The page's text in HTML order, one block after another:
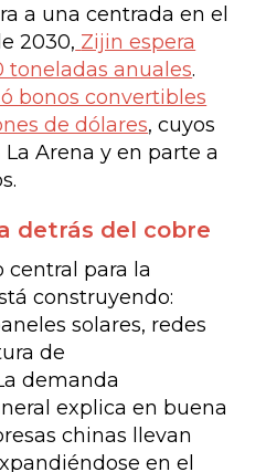
a una centrada en el
2030, Zijin espera
toneladas anuales.
bonos convertibles
de dólares, cuyos
Arena y en parte a
detrás del cobre
central para la
construyendo:
solares, redes
de
demanda
explica en buena
chinas llevan
en el